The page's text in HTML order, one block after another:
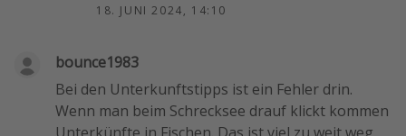
18. JUNI 2024, 14:10
bounce1983
Bei den Unterkunftstipps ist ein Fehler drin.
Wenn man beim Schrecksee drauf klickt kommen